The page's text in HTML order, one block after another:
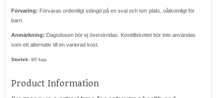
Förvaring: Förvaras ordentligt stängd på en sval och torr plats, oåtkomligt för
barn.
Anmärkning: Dagsdosen bör ej överskridas. Kosttillskottet bör inte användas
som ett alternativ till en varierad kost.
Storlek: 90 kap
Product Information